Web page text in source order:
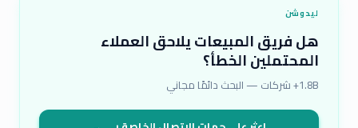
ليدوشن
هل فريق المبيعات يلاحق العملاء
المحتملين الخطأ؟
1.8B+ شركات — البحث دائمًا مجاني